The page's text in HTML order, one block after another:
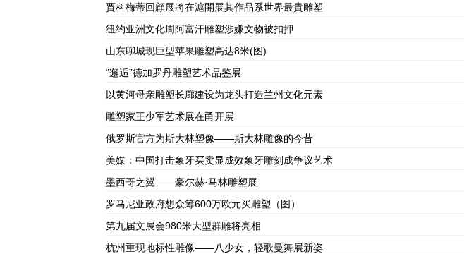
賈科梅蒂回顧展將在滬開展其作品系世界最貴雕塑
纽约亚洲文化周阿富汗雕塑涉嫌文物被扣押
山东聊城现巨型苹果雕塑高达8米(图)
“邂逅”德加罗丹雕塑艺术品鉴展
以黄河母亲雕塑长廊建设为龙头打造兰州文化元素
雕塑家王少军艺术展在甬开展
俄罗斯官方为斯大林塑像——斯大林雕像的今昔
美媒：中国打击象牙买卖显成效象牙雕刻成争议艺术
墨西哥之翼——豪尔赫·马林雕塑展
罗马尼亚政府想众筹600万欧元买雕塑（图）
第九届文展会980米大型群雕将亮相
杭州重现地标性雕像——八少女，轻歌曼舞展新姿